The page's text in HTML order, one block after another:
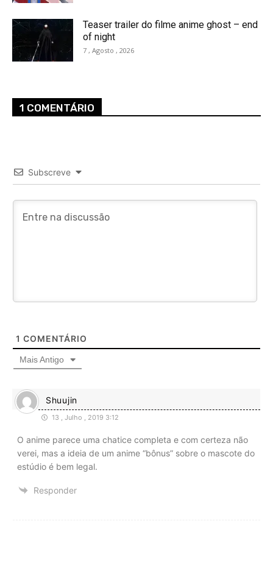
Teaser trailer do filme anime ghost – end
of night
7 , Agosto , 2026
1 COMENTÁRIO
Subscreve
1 COMENTÁRIO
Mais Antigo
Shuujin
13 , Julho , 2019 3:12
O anime parece uma chatice completa e com certeza não
verei, mas a ideia de um anime “bônus” sobre o mascote do
estúdio é bem legal.
Responder